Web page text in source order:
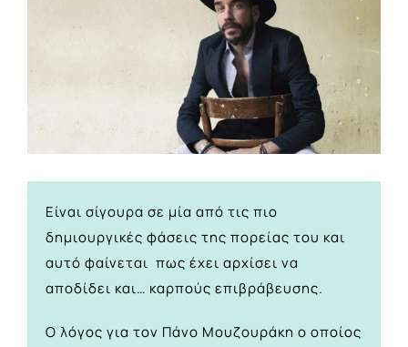
Είναι σίγουρα σε μία από τις πιο
δημιουργικές φάσεις της πορείας του και
αυτό φαίνεται πως έχει αρχίσει να
αποδίδει και… καρπούς επιβράβευσης.
Ο λόγος για τον Πάνο Μουζουράκη ο οποίος